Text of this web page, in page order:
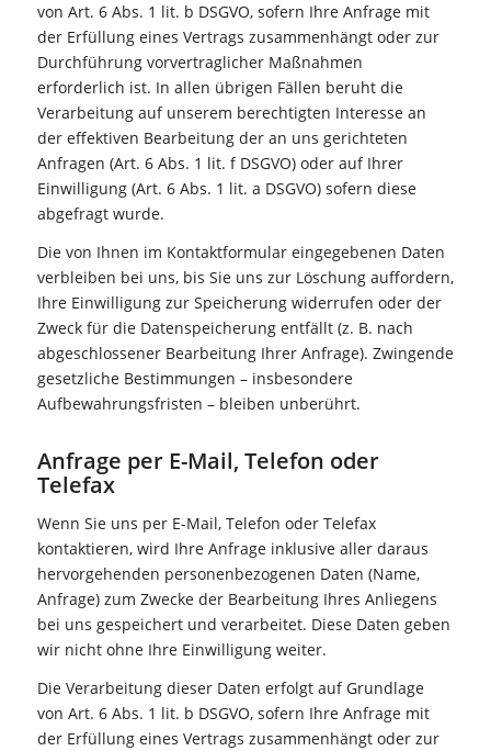
von Art. 6 Abs. 1 lit. b DSGVO, sofern Ihre Anfrage mit
der Erfüllung eines Vertrags zusammenhängt oder zur
Durchführung vorvertraglicher Maßnahmen
erforderlich ist. In allen übrigen Fällen beruht die
Verarbeitung auf unserem berechtigten Interesse an
der effektiven Bearbeitung der an uns gerichteten
Anfragen (Art. 6 Abs. 1 lit. f DSGVO) oder auf Ihrer
Einwilligung (Art. 6 Abs. 1 lit. a DSGVO) sofern diese
abgefragt wurde.
Die von Ihnen im Kontaktformular eingegebenen Daten
verbleiben bei uns, bis Sie uns zur Löschung auffordern,
Ihre Einwilligung zur Speicherung widerrufen oder der
Zweck für die Datenspeicherung entfällt (z. B. nach
abgeschlossener Bearbeitung Ihrer Anfrage). Zwingende
gesetzliche Bestimmungen – insbesondere
Aufbewahrungsfristen – bleiben unberührt.
Anfrage per E-Mail, Telefon oder
Telefax
Wenn Sie uns per E-Mail, Telefon oder Telefax
kontaktieren, wird Ihre Anfrage inklusive aller daraus
hervorgehenden personenbezogenen Daten (Name,
Anfrage) zum Zwecke der Bearbeitung Ihres Anliegens
bei uns gespeichert und verarbeitet. Diese Daten geben
wir nicht ohne Ihre Einwilligung weiter.
Die Verarbeitung dieser Daten erfolgt auf Grundlage
von Art. 6 Abs. 1 lit. b DSGVO, sofern Ihre Anfrage mit
der Erfüllung eines Vertrags zusammenhängt oder zur